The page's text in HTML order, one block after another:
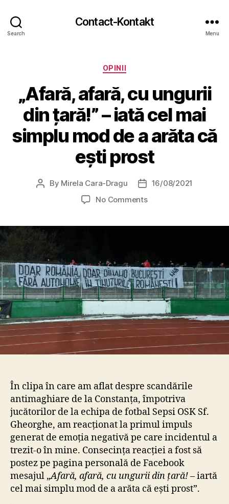
Search
Contact-Kontakt
Menu
Categories
OPINII
„Afară, afară, cu ungurii
din țară!” – iată cel mai
simplu mod de a arăta că
ești prost
Post
By Mirela Cara-Dragu
Post16/08/2021
No Commentson
țară!”
–
iată
cel
mai
simplu
mod
de
a
ești
prost
În clipa în care am aflat despre scandările
antimaghiare de la Constanța, împotriva
jucătorilor de la echipa de fotbal Sepsi OSK Sf.
Gheorghe, am reacționat la primul impuls
generat de emoția negativă pe care incidentul a
trezit-o în mine. Consecința reacției a fost să
postez pe pagina personală de Facebook
mesajul „Afară, afară, cu ungurii din țară!– iartă
cel mai simplu mod de a arăta că ești prost”.